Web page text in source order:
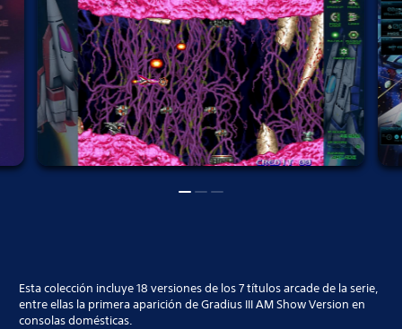
Esta colección incluye 18 versiones de los 7 títulos arcade de la serie,
entre ellas la primera aparición de Gradius III AM Show Version en
consolas domésticas.